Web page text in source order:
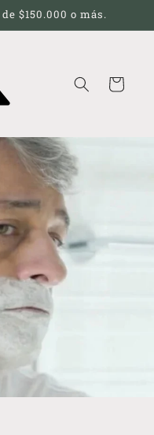
$150.000 o más.
Carrito